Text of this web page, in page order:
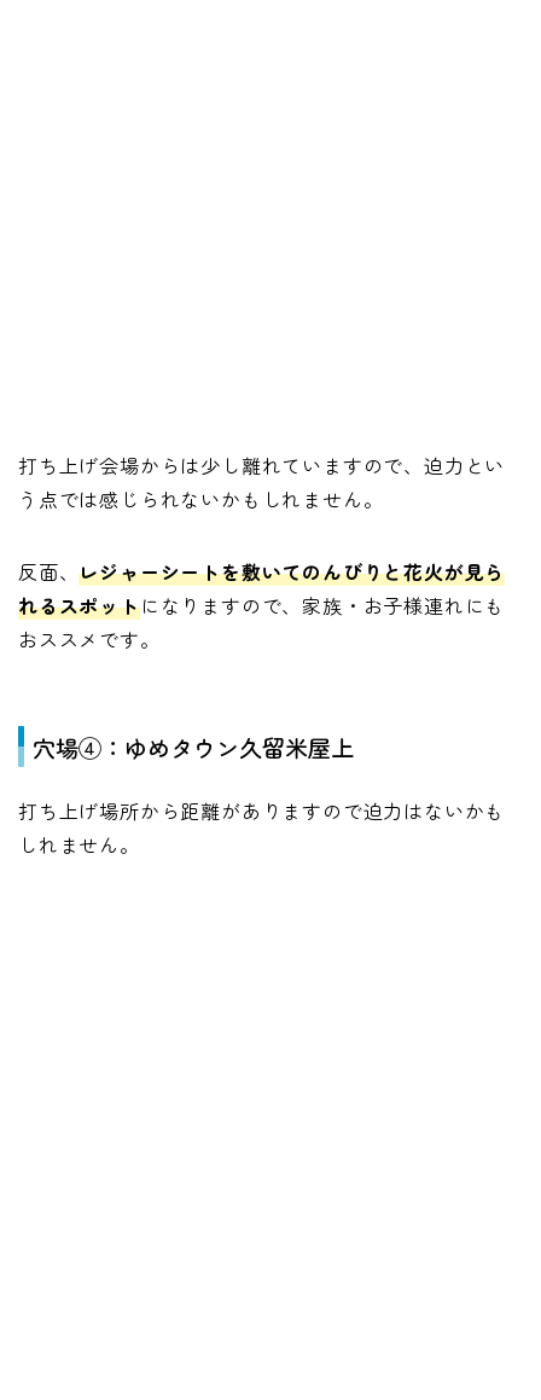
打ち上げ会場からは少し離れていますので、迫力とい
う点では感じられないかもしれません。
反面、レジャーシートを敷いてのんびりと花火が見ら
れるスポットになりますので、家族・お子様連れにも
おススメです。
穴場④：ゆめタウン久留米屋上
打ち上げ場所から距離がありますので迫力はないかも
しれません。